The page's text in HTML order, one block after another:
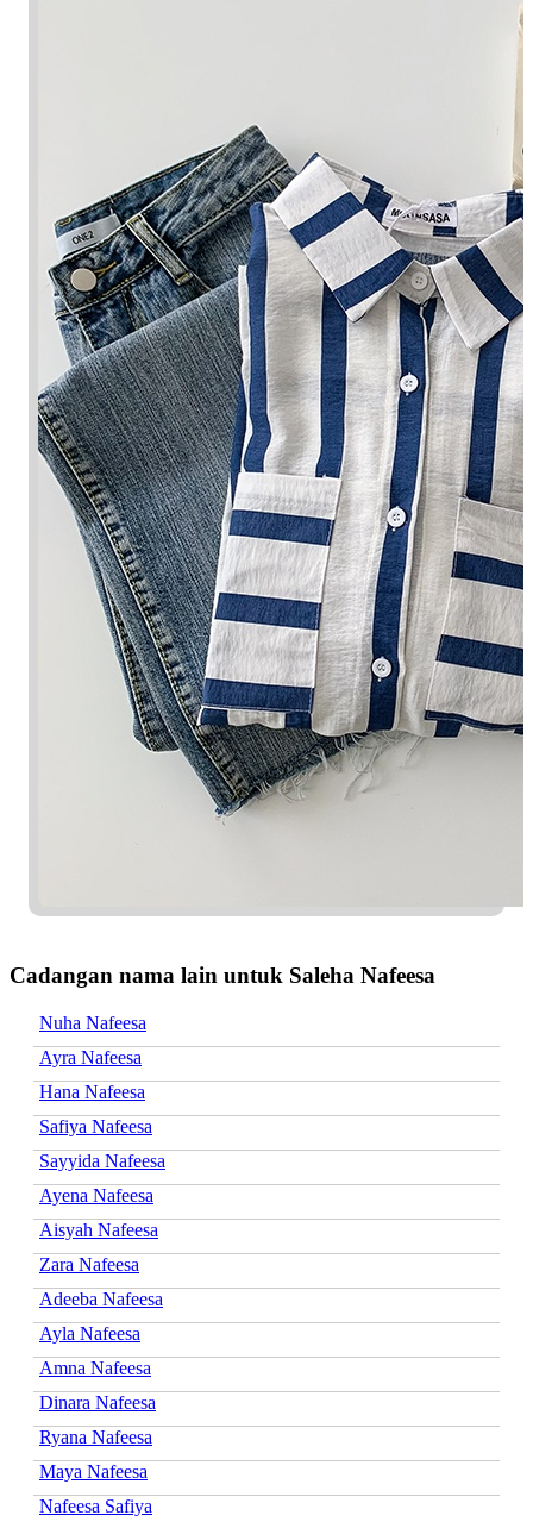
Cadangan nama lain untuk Saleha Nafeesa
Nuha Nafeesa
Ayra Nafeesa
Hana Nafeesa
Safiya Nafeesa
Sayyida Nafeesa
Ayena Nafeesa
Aisyah Nafeesa
Zara Nafeesa
Adeeba Nafeesa
Ayla Nafeesa
Amna Nafeesa
Dinara Nafeesa
Ryana Nafeesa
Maya Nafeesa
Nafeesa Safiya